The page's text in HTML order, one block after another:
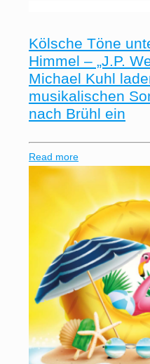
Kölsche Töne
Himmel – „J.P.
Michael Kuhl
musikalischen
nach Brühl ein
Read more